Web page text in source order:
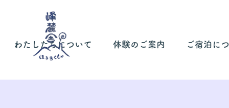
わたしたちについて 体験のご案内 ご宿泊に